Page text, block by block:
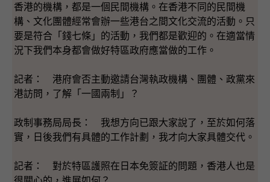
香港的機構，都是一個民間機構。在香港不同的民間機
構、文化團體經常會辦一些港台之間文化交流的活動。只
要是符合「錢七條」的活動，我們都是歡迎的。在適當情
況下我們本身都會做好特區政府應當做的工作。
記者： 港府會否主動邀請台灣執政機構、團體、政黨來
港訪問，了解「一國兩制」？
政制事務局局長： 我想方向已跟大家說了，至於如何落
實，日後我們有具體的工作計劃，我才向大家具體交代。
記者： 對於特區護照在日本免簽証的問題，香港人也是